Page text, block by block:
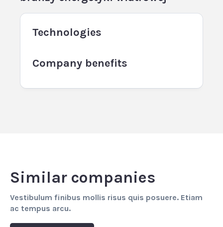
Technologies
Company benefits
Similar companies
Vestibulum finibus mollis risus quis posuere. Etiam
ac tempus arcu.